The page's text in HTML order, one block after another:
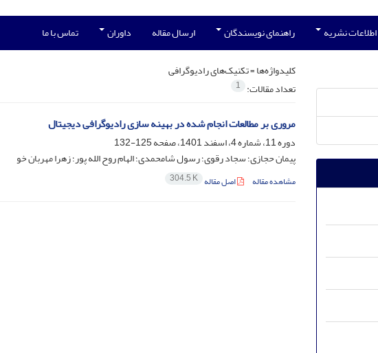
اطلاعات نشریه راهنمای نویسندگان ارسال مقاله داوران تماس با ما
کلیدواژه‌ها =تکنیک‌های رادیوگرافی
تعداد مقالات: 1
مروری بر مطالعات انجام شده در بهینه سازی رادیوگرافی دیجیتال
دوره 11، شماره 4، اسفند 1401، صفحه
125-132
پیمان حجازی؛ سجاد رقوی؛ رسول شامحمدی؛ الهام روح الله پور؛ زهرا مهربان خو
مشاهده مقاله اصل مقاله 304.5 K